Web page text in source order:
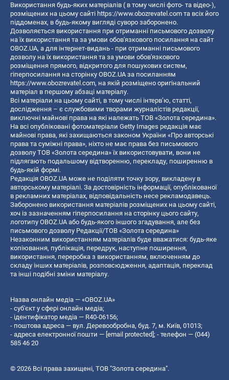
Використання будь-яких матеріалів ( в тому числі фото- та відео-),
розміщених на цьому сайті https://www.obozrevatel.com та всіх його
піддоменах, в будь-якому вигляді суворо заборонено.
Дозволяється використання при отриманні письмового дозволу
на їх використання та за умови обов'язкового посилання на сайт
OBOZ.UA, а для інтернет-видань - при отриманні письмового
дозволу на їх використання та за умови обов'язкового
розміщення прямого, відкритого для пошукових систем,
гіперпосилання на сторінку OBOZ.UA за посиланням
https://www.obozrevatel.com, на якій розміщено оригінальний
матеріал в першому абзаці матеріалу.
Всі матеріали на цьому сайті, в тому числі інтерв’ю, статті,
дослідження – є службовими творами журналістів редакції,
виключні майнові права на які належать ТОВ «Золота середина».
На всі опубліковані фотоматеріали Getty Images редакція має
майнові права, які захищаються законом України «Про авторські
права та суміжні права», ніхто не має права без письмового
дозволу ТОВ «Золота середина» їх використовувати, вони не
підлягають подальшому відтворенню, перекладу, поширенню в
будь-якій формі.
Редакція OBOZ.UA може не поділяти точку зору, викладену в
авторському матеріалі. За достовірність інформації, опублікованої
в рекламних матеріалах, відповідальність несе рекламодавець.
Заборонено використання матеріалів розміщених на цьому сайті,
хоч із зазначенням гіперпосилання на сторінку цього сайту,
логотипу OBOZ.UA або будь-якого іншого згадування, але без
письмового дозволу Редакції/ТОВ «Золота середина»
Незаконним використанням матеріалів буде вважатися: будь-яке
копiювання, публiкацiя, передрук, наступне поширення,
використання, переробка з використанням, включенням до
складу інших матеріалів, розповсюдження, адаптація, переклад
та інші подібні зміни матеріалу.
Назва онлайн медіа — «OBOZ.UA»
- суб'єкт у сфері онлайн медіа;
- ідентифікатор медіа — R40-06156;
- поштова адреса — вул. Деревообробна, буд. 7, м. Київ, 01013;
- адреса електронної пошти — [email protected]; - телефон — (044)
585 46 20
© 2026 Всі права захищені, ТОВ "Золота середина".